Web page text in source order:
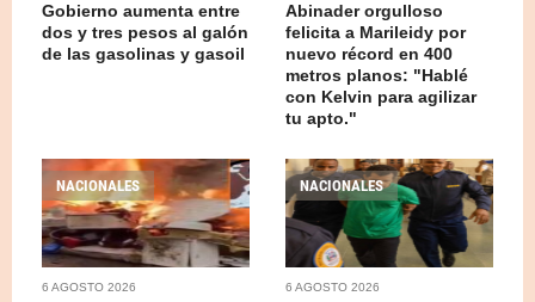
Gobierno aumenta entre
dos y tres pesos al galón
de las gasolinas y gasoil
Abinader orgulloso
felicita a Marileidy por
nuevo récord en 400
metros planos: "Hablé
con Kelvin para agilizar
tu apto."
NACIONALES
6 AGOSTO 2026
NACIONALES
6 AGOSTO 2026